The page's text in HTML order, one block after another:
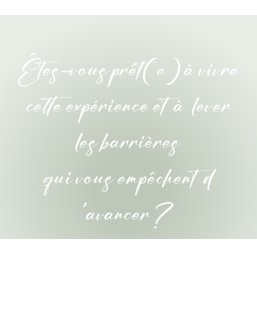
Êtes-vous prêt(e) à vivre
cette expérience et à lever
les barrières
quivousempêchent d
'avancer ?